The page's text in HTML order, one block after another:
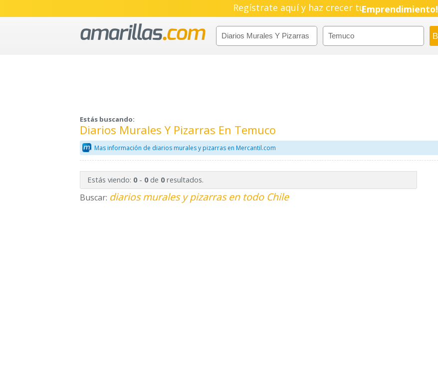
Regístrate aquí y haz crecer tuEmprendimiento!
Estás buscando:
Diarios Murales Y Pizarras En Temuco
Mas información de diarios murales y pizarras en Mercantil.com
Estás viendo: 0- 0de 0resultados.
Buscar: diarios murales y pizarras en todo Chile